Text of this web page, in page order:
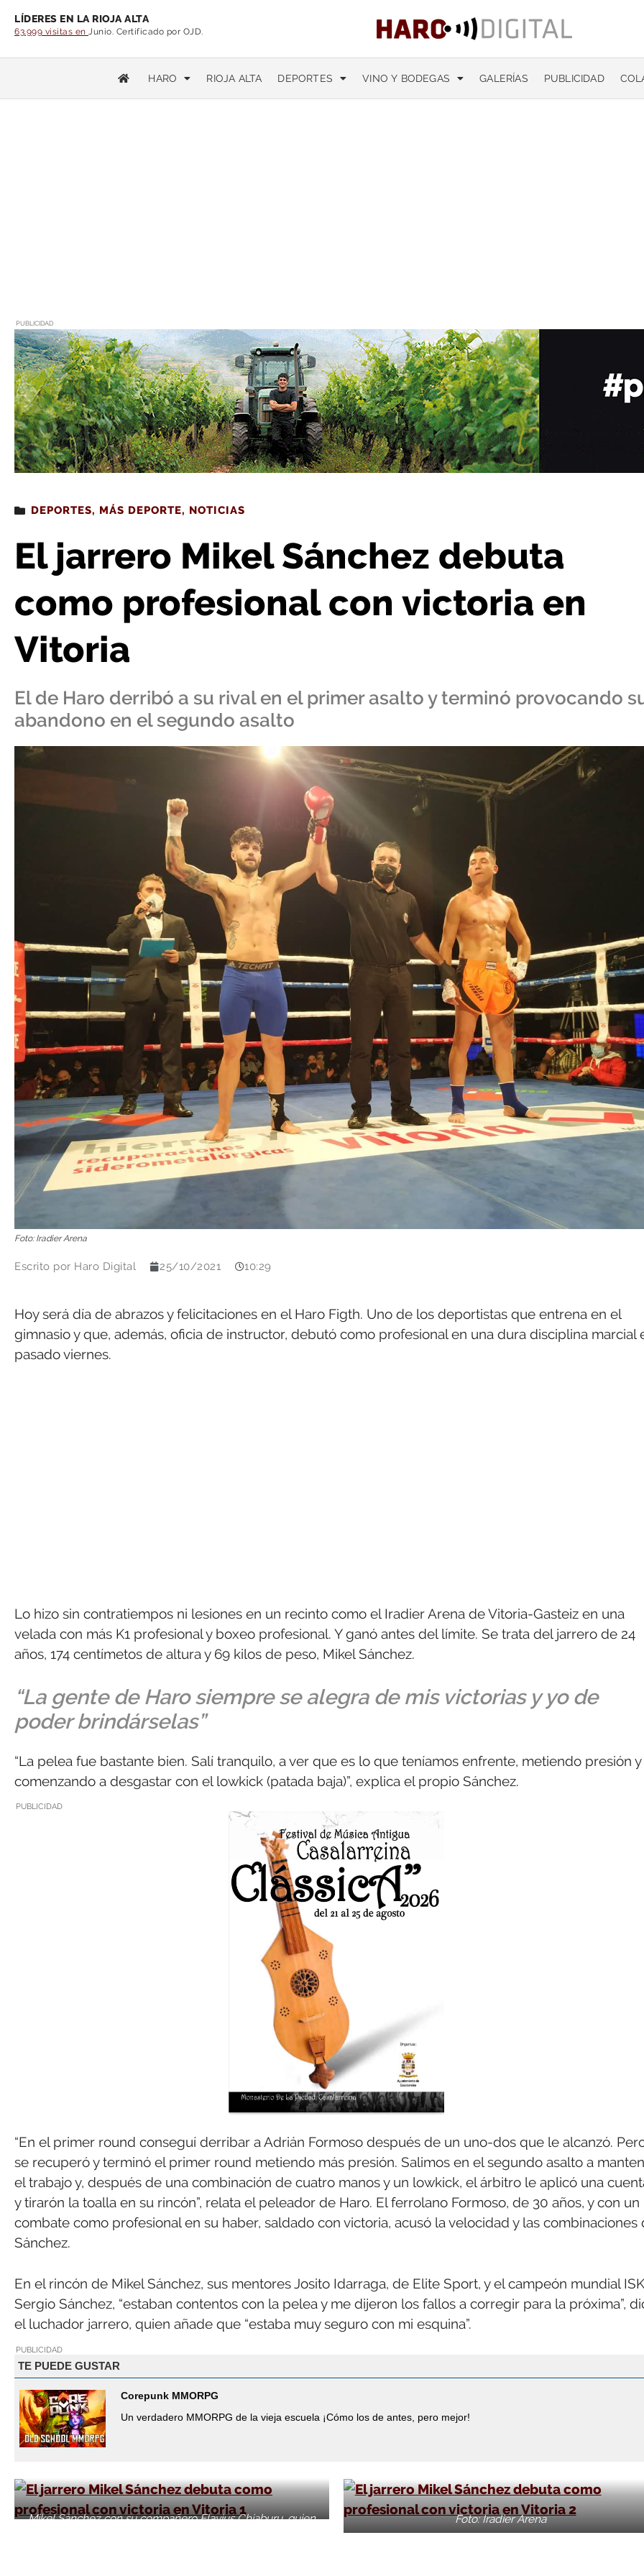
LÍDERES EN LA RIOJA ALTA
63.999 visitas en Junio. Certificado por OJD.
HARO RIOJA ALTA DEPORTES VINO Y BODEGAS GALERÍAS PUBLICIDAD
PUBLICIDAD
Estás leyendo: El jarrero Mikel Sánchez debuta como profesional con victoria en Vitoria
DEPORTES, MÁS DEPORTE, NOTICIAS
El jarrero Mikel Sánchez debuta
como profesional con victoria en
Vitoria
El de Haro derribó a su rival en el primer asalto y terminó provocando
abandono en el segundo asalto
Foto: Iradier Arena
Escrito por Haro Digital 25/10/2021 10:29
Hoy será día de abrazos y felicitaciones en el Haro Figth. Uno de los deportistas que entrena en el
gimnasio y que, además, oficia de instructor, debutó como profesional en una dura disciplina marcial
pasado viernes.
Lo hizo sin contratiempos ni lesiones en un recinto como el Iradier Arena de Vitoria-Gasteiz en una
velada con más K1 profesional y boxeo profesional. Y ganó antes del límite. Se trata del jarrero de 24
años, 174 centímetos de altura y 69 kilos de peso, Mikel Sánchez.
“La gente de Haro siempre se alegra de mis victorias y yo de
poder brindárselas”
“La pelea fue bastante bien. Salí tranquilo, a ver que es lo que teníamos enfrente, metiendo presión y
comenzando a desgastar con el lowkick (patada baja)”, explica el propio Sánchez.
PUBLICIDAD
“En el primer round conseguí derribar a Adrián Formoso después de un uno-dos que le alcanzó.
se recuperó y terminó el primer round metiendo más presión. Salimos en el segundo asalto a
el trabajo y, después de una combinación de cuatro manos y un lowkick, el árbitro le aplicó una
y tirarón la toalla en su rincón”, relata el peleador de Haro. El ferrolano Formoso, de 30 años, y con un
combate como profesional en su haber, saldado con victoria, acusó la velocidad y las combinaciones
Sánchez.
En el rincón de Mikel Sánchez, sus mentores Josito Idarraga, de Elite Sport, y el campeón mundial
Sergio Sánchez, “estaban contentos con la pelea y me dijeron los fallos a corregir para la próxima”,
el luchador jarrero, quien añade que “estaba muy seguro con mi esquina”.
PUBLICIDAD
TE PUEDE GUSTAR
Corepunk MMORPG
Un verdadero MMORPG de la vieja escuela ¡Cómo los de antes, pero mejor!
Mikel Sánchez con su compañero Flavius Chiaburu, quien
Foto: Iradier Arena